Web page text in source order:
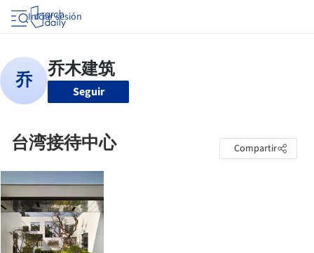
Iniciar sesión
Seguir
台湾接待中心 Compartir